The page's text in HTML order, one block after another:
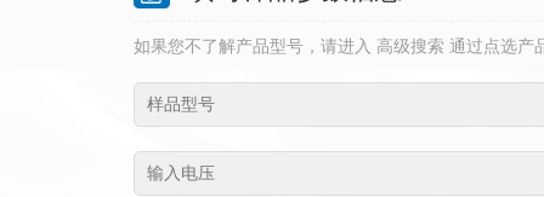
如果您不了解产品型号，请进入 高级搜索 通过点选